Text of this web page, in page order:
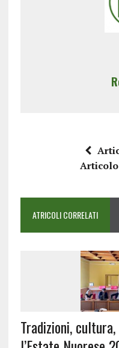
Articolo
ATRICOLI CORRELATI
Tradizioni,